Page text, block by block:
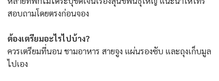
สอบถามโดยตรงก่อนจอง
ต้องเตรียมอะไรไปบ้าง?
ควรเตรียมที่นอน ชามอาหาร สายจูง แผ่นรองซับ และถุงเก็บมูล
ไปเอง